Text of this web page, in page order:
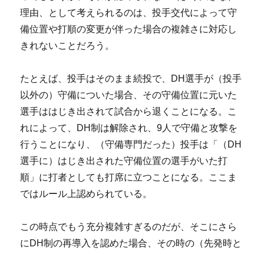
理由、として考えられるのは、投手交代によって守
備位置や打順の変更が伴った場合の複雑さに対応し
きれないことだろう。
たとえば、投手はそのまま続投で、DH選手が（投手
以外の）守備についた場合、その守備位置に元いた
選手ははじき出されて試合から退くことになる。こ
れによって、DH制は解除され、9人で守備と攻撃を
行うことになり、（守備専門だった）投手は「（DH
選手に）はじき出された守備位置の選手がいた打
順」に打者としても打席に立つことになる。ここま
ではルール上認められている。
この時点でもう充分複雑すぎるのだが、そこにさら
にDH制の再導入を認めた場合、その時の（先発時と